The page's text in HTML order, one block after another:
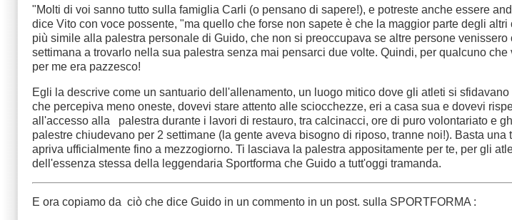
"Molti di voi sanno tutto sulla famiglia Carli (o pensano di sapere!), e potreste anche essere
dice Vito con voce possente, "ma quello che forse non sapete è che la maggior parte degli
più simile alla palestra personale di Guido, che non si preoccupava se altre persone
settimana a trovarlo nella sua palestra senza mai pensarci due volte. Quindi, per qualcuno
per me era pazzesco!
Egli la descrive come un santuario dell'allenamento, un luogo mitico dove gli atleti si
che percepiva meno oneste, dovevi stare attento alle sciocchezze, eri a casa sua e dovevi
all'accesso alla palestra durante i lavori di restauro, tra calcinacci, ore di puro volontariato e
palestre chiudevano per 2 settimane (la gente aveva bisogno di riposo, tranne noi!). Basta
apriva ufficialmente fino a mezzogiorno. Ti lasciava la palestra appositamente per te, per gli
dell'essenza stessa della leggendaria Sportforma che Guido a tutt'oggi tramanda.
E ora copiamo da ciò che dice Guido in un commento in un post. sulla SPORTFORMA :